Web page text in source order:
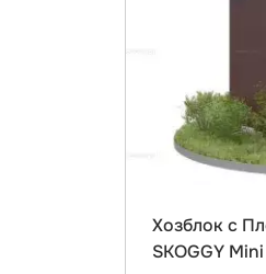
Хозблок с
SKOGGY Mini